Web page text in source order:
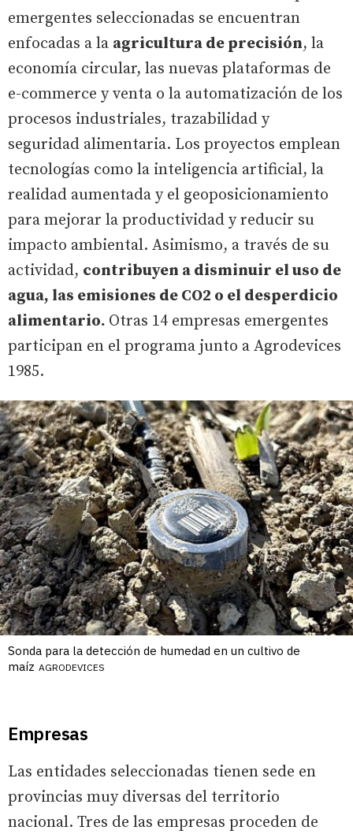
emergentes seleccionadas se encuentran
enfocadas a la agricultura de precisión, la
economía circular, las nuevas plataformas de
e-commerce y venta o la automatización de los
procesos industriales, trazabilidad y
seguridad alimentaria. Los proyectos emplean
tecnologías como la inteligencia artificial, la
realidad aumentada y el geoposicionamiento
para mejorar la productividad y reducir su
impacto ambiental. Asimismo, a través de su
actividad, contribuyen a disminuir el uso de
agua, las emisiones de CO2 o el desperdicio
alimentario. Otras 14 empresas emergentes
participan en el programa junto a Agrodevices
1985.
Sonda para la detección de humedad en un cultivo de
maíz AGRODEVICES
Empresas
Las entidades seleccionadas tienen sede en
provincias muy diversas del territorio
nacional. Tres de las empresas proceden de